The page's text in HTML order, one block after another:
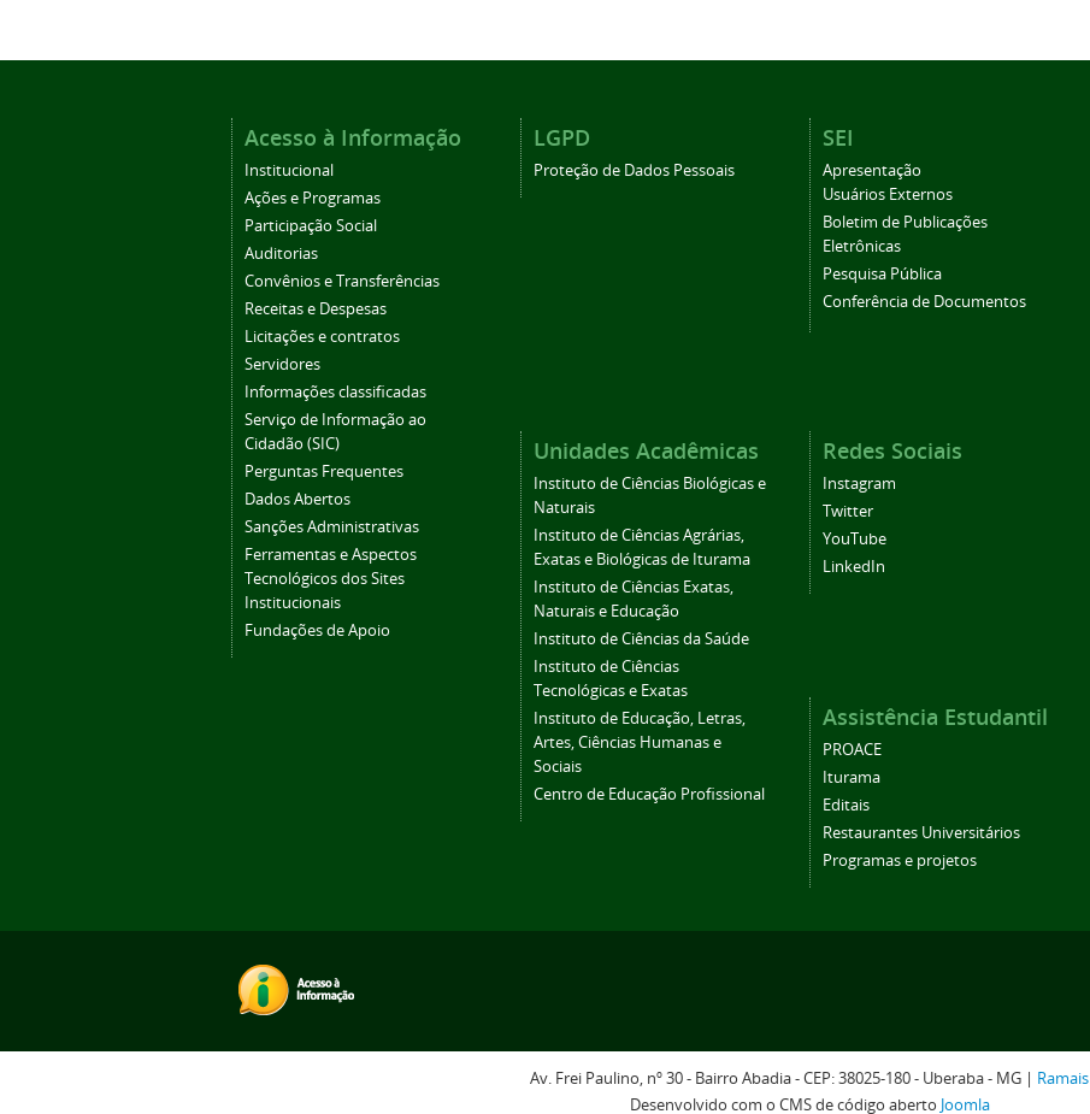
Acesso à Informação
Institucional
Ações e Programas
Participação Social
Auditorias
Convênios e Transferências
Receitas e Despesas
Licitações e contratos
Servidores
Informações classificadas
Serviço de Informação ao
Cidadão (SIC)
Perguntas Frequentes
Dados Abertos
Sanções Administrativas
Ferramentas e Aspectos
Tecnológicos dos Sites
Institucionais
Fundações de Apoio
LGPD
Proteção de Dados Pessoais
SEI
Apresentação
Usuários Externos
Boletim de Publicações
Eletrônicas
Pesquisa Pública
Conferência de Documentos
Unidades Acadêmicas
Instituto de Ciências Biológicas e
Naturais
Instituto de Ciências Agrárias,
Exatas e Biológicas de Iturama
Instituto de Ciências Exatas,
Naturais e Educação
Instituto de Ciências da Saúde
Instituto de Ciências
Tecnológicas e Exatas
Instituto de Educação, Letras,
Artes, Ciências Humanas e
Sociais
Centro de Educação Profissional
Redes Sociais
Instagram
Twitter
YouTube
LinkedIn
Assistência Estudantil
PROACE
Iturama
Editais
Restaurantes Universitários
Programas e projetos
Av. Frei Paulino, nº 30 - Bairro Abadia - CEP: 38025-180 - Uberaba - MG | Ramais
Desenvolvido com o CMS de código aberto Joomla